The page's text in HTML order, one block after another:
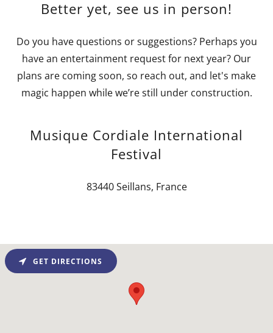
Better yet, see us in person!
Do you have questions or suggestions? Perhaps you
have an entertainment request for next year? Our
plans are coming soon, so reach out, and let's make
magic happen while we’re still under construction.
Musique Cordiale International
Festival
83440 Seillans, France
GET DIRECTIONS